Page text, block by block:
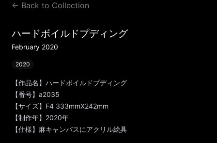
← Back to Collection
ハードボイルドプディング
February 2020
2020
【作品名】ハードボイルドプディング
【番号】a2035
【サイズ】F4 333mmX242mm
【制作年】2020年
【仕様】麻キャンバスにアクリル絵具